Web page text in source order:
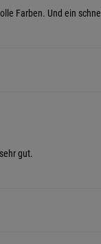
Farben. Und ein
gut.